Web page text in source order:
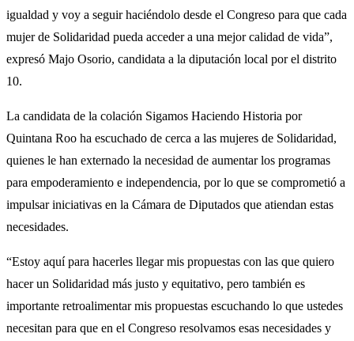
igualdad y voy a seguir haciéndolo desde el Congreso para que cada
mujer de Solidaridad pueda acceder a una mejor calidad de vida”,
expresó Majo Osorio, candidata a la diputación local por el distrito
10.
La candidata de la colación Sigamos Haciendo Historia por
Quintana Roo ha escuchado de cerca a las mujeres de Solidaridad,
quienes le han externado la necesidad de aumentar los programas
para empoderamiento e independencia, por lo que se comprometió a
impulsar iniciativas en la Cámara de Diputados que atiendan estas
necesidades.
“Estoy aquí para hacerles llegar mis propuestas con las que quiero
hacer un Solidaridad más justo y equitativo, pero también es
importante retroalimentar mis propuestas escuchando lo que ustedes
necesitan para que en el Congreso resolvamos esas necesidades y